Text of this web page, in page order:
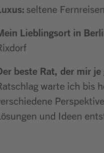
seltene
Lieblingsort in
beste Rat, der mir je
warte ich bis
und Ideen